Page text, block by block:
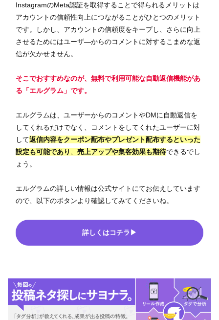
InstagramのMeta認証を取得することで得られるメリットは
アカウントの信頼性向上につながることがひとつのメリット
です。しかし、アカウントの信頼度をキープし、さらに向上
させるためにはユーザ―からのコメントに対するこまめな返
信が欠かせません。
そこでおすすめなのが、 無料で利用可能な自動返信機能があ
る「エルグラム」 です。
エルグラムは、ユーザーからのコメントやDMに自動返信を
してくれるだけでなく、コメントをしてくれたユーザーに対
して返信内容をクーポン配布やプレゼント配布するといった
設定も可能であり
売上アップや集客効果も期待できるでし
ょう。
エルグラムの詳しい情報は公式サイトにてお伝えしています
ので、以下のボタンより確認してみてくださいね。
詳しくはコチラ▶